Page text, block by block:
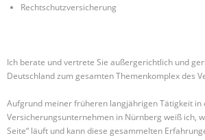
Rechtschutzversicherung
Ich berate und vertrete Sie außergerichtlich und
Deutschland zum gesamten Themenkomplex des
Aufgrund meiner früheren langjährigen Tätigkeit
Versicherungsunternehmen in Nürnberg weiß ich,
Seite“ läuft und kann diese gesammelten